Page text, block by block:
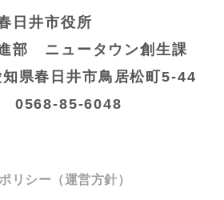
日井市役所
部 ニュータウン創生課
県春日井市鳥居松町5-44
0568-85-6048
リシー（運営方針）